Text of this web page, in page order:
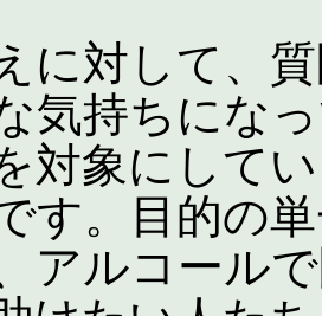
に対して、
気持ちにな
対象にして
す。目的の
アルコール